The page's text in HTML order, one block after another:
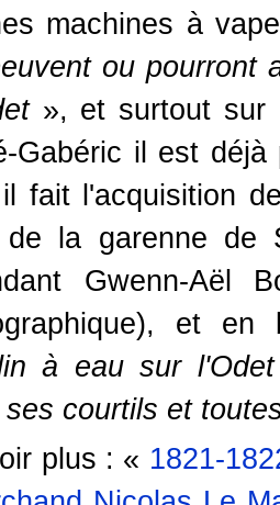
machines à
ou pourront
», et surtout sur
Gabéric il est
fait l'acquisition
de la garenne de
Gwenn-Aël
et
à eau sur
courtils et
plus : « 1821-